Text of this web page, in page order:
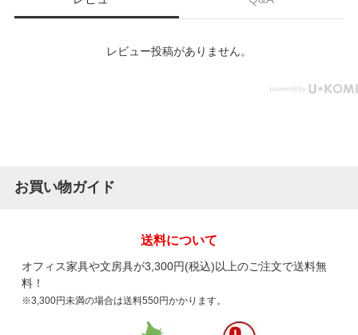
レビュー投稿がありません。
お買い物ガイド
送料について
オフィス家具や文房具が3,300円(税込)以上のご注文で送料無
料！
※3,300円未満の場合は送料550円かかります。